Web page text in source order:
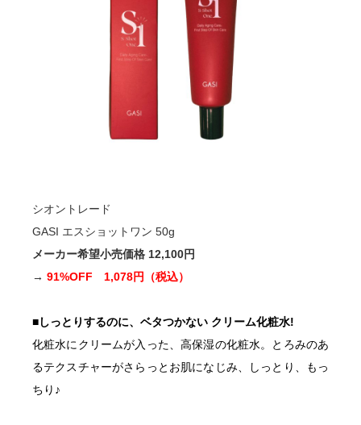
シオントレード
GASI エスショットワン 50g
メーカー希望小売価格 12,100円
→ 91%OFF 1,078円（税込）
■しっとりするのに、ベタつかない クリーム化粧水!
化粧水にクリームが入った、高保湿の化粧水。とろみのあ
るテクスチャーがさらっとお肌になじみ、しっとり、もっ
ちり♪